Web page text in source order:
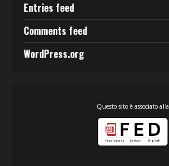
Entries feed
Comments feed
WordPress.org
Questo sito è associato alla